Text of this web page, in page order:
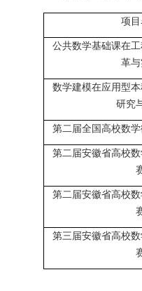
项
公共数学基础课在
革
数学建模在应用型
研究
第二届全国高校数
第二届安徽省高校
第二届安徽省高校
第三届安徽省高校